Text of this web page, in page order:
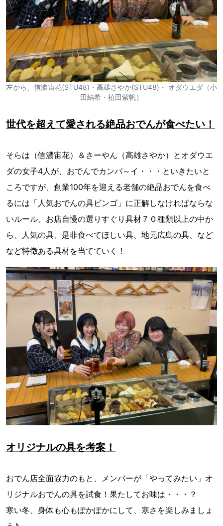
左から、信濃宙花(STU48)・高雄さやか(STU48)・ オダウエダ（小
田結希・植田紫帆）
世代を超えて愛される絶品おでんが食べたい！
そらは（信濃宙花）＆さーやん（高雄さやか）とオダウエ
ダの女子4人が、おでんでカンパ～イ・・・といきたいと
ころですが、創業100年を迎える老舗の絶品おでんを食べ
るには「人気おでんの具ビンゴ」に正解しなければならな
いルール。お店自慢の選りすぐり具材７０種類以上の中か
ら、人気の具、是非食べてほしい具、地元広島の具、など
など特徴ある具材を当てていく！
オリジナルの具を考案！
おでん店全面協力のもと、メンバーが「やってみたい」オ
リジナルおでんの具を試食！果たしてお味は・・・？
寒い冬、身体も心もぽかぽかにして、寒さを楽しみましょ